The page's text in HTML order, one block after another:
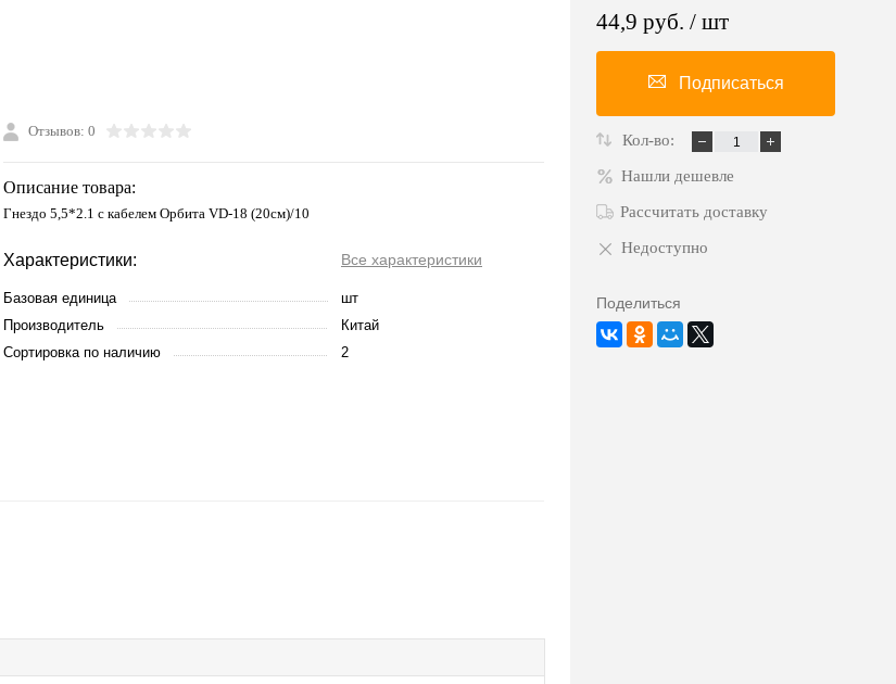
Отзывов: 0
Описание товара:
Гнездо 5,5*2.1 с кабелем Орбита VD-18 (20см)/10
Характеристики: Все характеристики
Базовая единица
шт
Производитель
Китай
Сортировка по наличию
2
44,9 руб. / шт
Подписаться
Кол-во:
Нашли дешевле
Рассчитать доставку
Недоступно
Поделиться